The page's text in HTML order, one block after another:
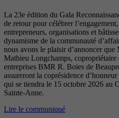
La 23e édition du Gala
de retour pour célébrer
entrepreneurs, organisations et
dynamisme de la communauté
nous avons le plaisir d’annoncer
Mathieu Longchamps, copropriétaire
entreprises BMR R. Boies de
assureront la coprésidence
qui se tiendra le 15 octobre 2026 au
Sainte-Anne.
Lire le communiqué